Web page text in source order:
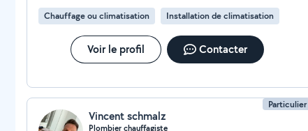
Chauffage ou climatisation Installation de climatisation
Voir le profil Contacter
Particulier
Vincent schmalz
Plombier chauffagiste